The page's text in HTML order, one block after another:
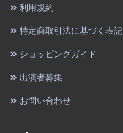
利用規約
特定商取引法に基づく表記
ショッピングガイド
出演者募集
お問い合わせ